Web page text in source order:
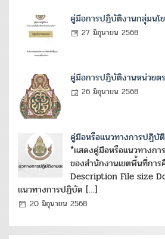
คู่มือการปฏิบัติงานกลุ่มนโ
27 มิถุนายน 2568
คู่มือการปฏิบัติงานหน่วยต
26 มิถุนายน 2568
คู่มือหรือแนวทางการปฏิบั
*แสดงคู่มือหรือแนวทางก
ของสำนักงานเขตพื้นที่กา
Description File size
แนวทางการปฏิบัต […]
20 มิถุนายน 2568